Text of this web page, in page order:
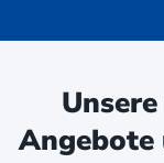
Angebote